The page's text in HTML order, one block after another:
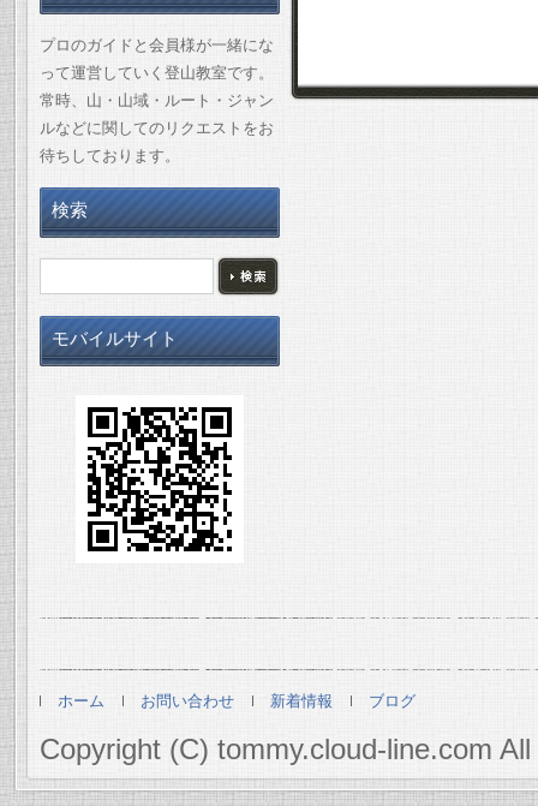
プロのガイドと会員様が一緒にな
って運営していく登山教室です。
常時、山・山域・ルート・ジャン
ルなどに関してのリクエストをお
待ちしております。
検索
モバイルサイト
ホーム お問い合わせ 新着情報 ブログ
Copyright (C) tommy.cloud-line.com